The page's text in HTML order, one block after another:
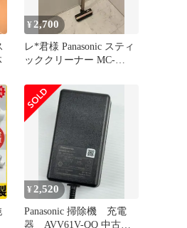
¥ 2,700
レ*君様 Panasonic スティ
ッククリーナー MC-
¥ 2,520
Panasonic 掃除機 充電
器 AVV61V-QQ 中古